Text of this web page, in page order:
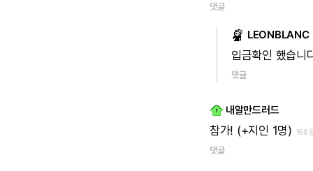
댓글
LEONBLANC
입금확인 했습니
댓글
내알만드러드
참가! (+지인 1명) 168
댓글